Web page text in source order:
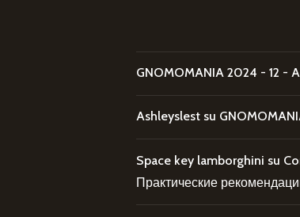
GNOMOMANIA 2024 - 12 -
Ashleyslest su
Space key lamborghini su
Практические